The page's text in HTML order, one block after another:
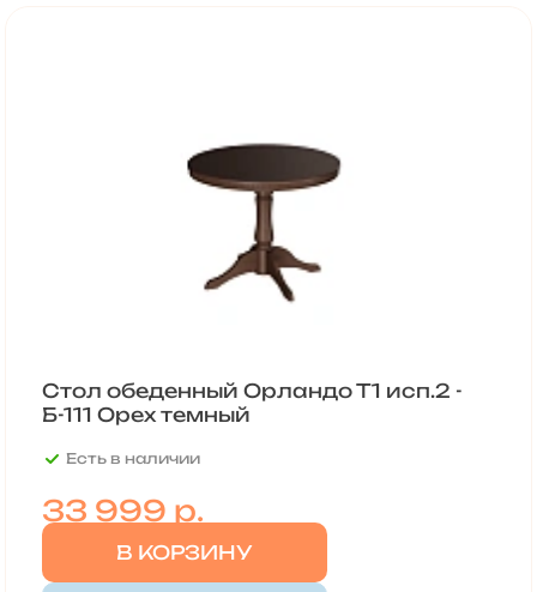
Стол обеденный Орландо Т1 исп.2 -
Б-111 Орех темный
Есть в наличии
33 999 р.
В КОРЗИНУ